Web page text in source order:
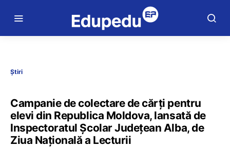
Știri
Campanie de colectare de cărţi pentru
elevi din Republica Moldova, lansată de
Inspectoratul Şcolar Judeţean Alba, de
Ziua Națională a Lecturii